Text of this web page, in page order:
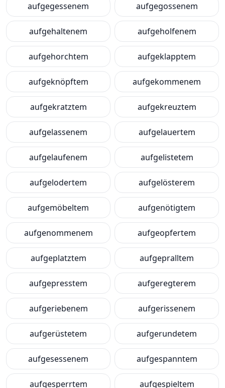
aufgegessenem aufgegossenem
aufgehaltenem aufgeholfenem
aufgehorchtem aufgeklapptem
aufgeknöpftem aufgekommenem
aufgekratztem aufgekreuztem
aufgelassenem aufgelauertem
aufgelaufenem aufgelistetem
aufgelodertem aufgelösterem
aufgemöbeltem aufgenötigtem
aufgenommenem aufgeopfertem
aufgeplatztem aufgepralltem
aufgepresstem aufgeregterem
aufgeriebenem aufgerissenem
aufgerüstetem aufgerundetem
aufgesessenem aufgespanntem
aufgesperrtem aufgespieltem